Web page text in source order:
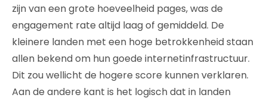
zijn van een grote hoeveelheid pages, was de
engagement rate altijd laag of gemiddeld. De
kleinere landen met een hoge betrokkenheid staan
allen bekend om hun goede internetinfrastructuur.
Dit zou wellicht de hogere score kunnen verklaren.
Aan de andere kant is het logisch dat in landen